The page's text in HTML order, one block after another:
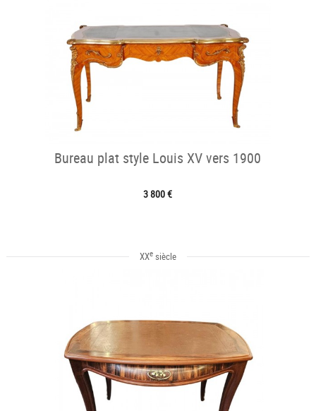
Bureau plat style Louis XV vers 1900
3 800 €
XXesiècle